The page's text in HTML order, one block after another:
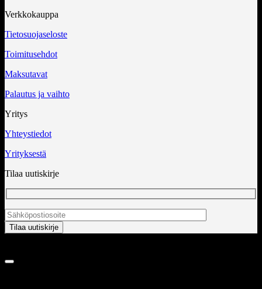
Verkkokauppa
Tietosuojaseloste
Toimitusehdot
Maksutavat
Palautus ja vaihto
Yritys
Yhteystiedot
Yrityksestä
Tilaa uutiskirje